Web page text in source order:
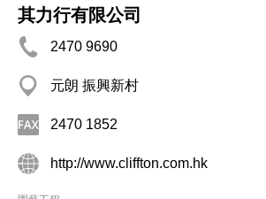
其力行有限公司
2470 9690
元朗 振興新村
2470 1852
http://www.cliffton.com.hk